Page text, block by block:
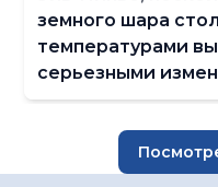
земного шара
температурами
серьезными
осадков